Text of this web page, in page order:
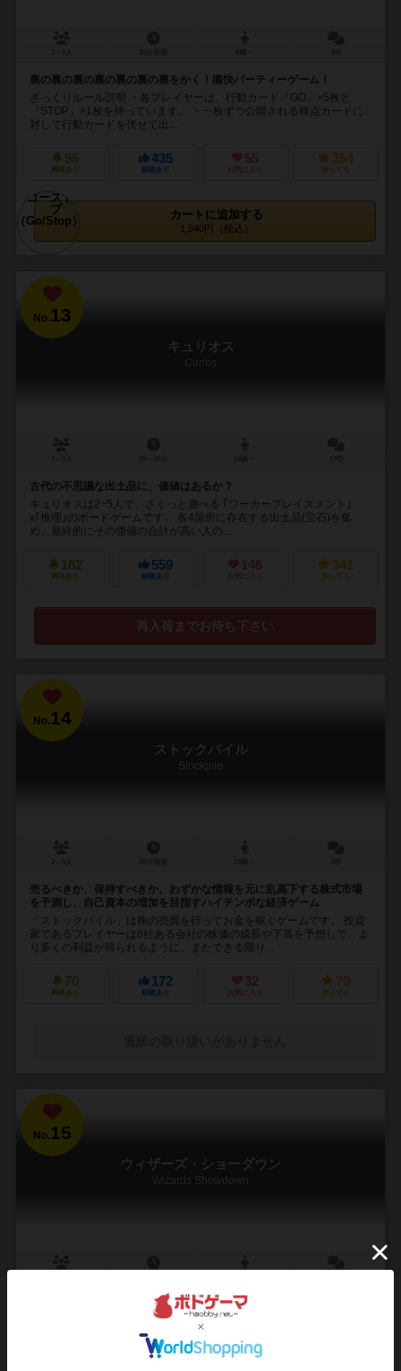
裏の裏の裏の裏の裏の裏の裏をかく！痛快パーティーゲーム！
ざっくりルール説明 ・各プレイヤーは、行動カード『GO』×5枚と
『STOP』×1枚を持っています。 ・一枚ずつ公開される得点カードに
対して行動カードを伏せて出...
95
興味あり
435
経験あり
55
お気に入り
354
持ってる
カートに追加する
1,540円（税込）
No.13
キュリオス
Curios
古代の不思議な出土品に、価値はあるか？
キュリオスは2~5人で、さくっと遊べる ｢ワーカープレイスメント｣
x｢推理｣のボードゲームです。 各4箇所に存在する出土品(宝石)を集
め、最終的にその価値の合計が高い人の...
182
興味あり
559
経験あり
146
お気に入り
341
持ってる
再入荷までお待ち下さい
No.14
ストックパイル
Stockpile
売るべきか、保持すべきか。わずかな情報を元に乱高下する株式市場
を予測し、自己資本の増加を目指すハイテンポな経済ゲーム
「ストックパイル」は株の売買を行ってお金を稼ぐゲームです。 投資
家であるプレイヤーは6社ある会社の株価の成長や下落を予想して、よ
り多くの利益が得られるように、またできる限り...
70
興味あり
172
経験あり
32
お気に入り
70
持ってる
No.15
ウィザーズ・ショーダウン
Wizards Showdown
考えるだけならポーカーでいい。ここは“動いた者”が勝つ世界
魔術師たちが集い、最強の3枚を組み上げる。 だが、このゲームの本質
は“読み合い”だけではない。心理戦を極めたいならポーカーに任せれば
いい。ここで求められるのは、読みの先にあ...